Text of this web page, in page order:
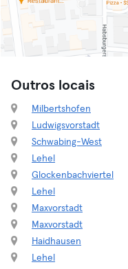
Outros locais
Milbertshofen
Ludwigsvorstadt
Schwabing-West
Lehel
Glockenbachviertel
Lehel
Maxvorstadt
Maxvorstadt
Haidhausen
Lehel